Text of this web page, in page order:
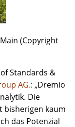
(Copyright
Standards &
AG.: „Dremio
Die
bisherigen kaum
das Potenzial